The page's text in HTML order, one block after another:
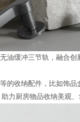
油缓冲三节轨，融合
的收纳配件，比如饰
力厨房物品收纳美观、